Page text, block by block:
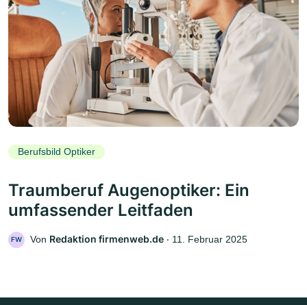
Berufsbild Optiker
Traumberuf Augenoptiker: Ein
umfassender Leitfaden
FW Von Redaktion firmenweb.de ‧ 11. Februar 2025